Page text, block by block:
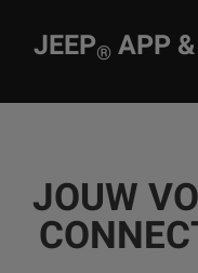
JEEP®APP &
JOUW